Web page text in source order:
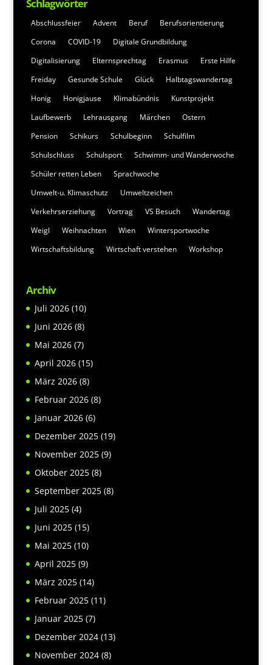
Schlagwörter
Abschlussfeier Advent Beruf
Berufsorientierung
Corona
COVID-19
Digitale Grundbildung
Digitalisierung
Elternsprechtag Erasmus
Erste Hilfe
Freiday
Gesunde Schule Glück
Halbtagswandertag
Honig
Honigjause Klimabündnis
Kunstprojekt
Laufbewerb
Lehrausgang Märchen
Ostern
Pension
Schikurs Schulbeginn
Schulfilm
Schulschluss
Schulsport
Schwimm- und Wanderwoche
Schüler retten Leben
Sprachwoche
Umwelt-u. Klimaschutz
Umweltzeichen
Verkehrserziehung
Vortrag VS Besuch
Wandertag
Weigl
Weihnachten Wien
Wintersportwoche
Wirtschaftsbildung
Wirtschaft verstehen Workshop
Archiv
Juli 2026(10)
Juni 2026(8)
Mai 2026(7)
April 2026(15)
März 2026(8)
Februar 2026(8)
Januar 2026(6)
Dezember 2025(19)
November 2025(9)
Oktober 2025(8)
September 2025(8)
Juli 2025(4)
Juni 2025(15)
Mai 2025(10)
April 2025(9)
März 2025(14)
Februar 2025(11)
Januar 2025(7)
Dezember 2024(13)
November 2024(8)